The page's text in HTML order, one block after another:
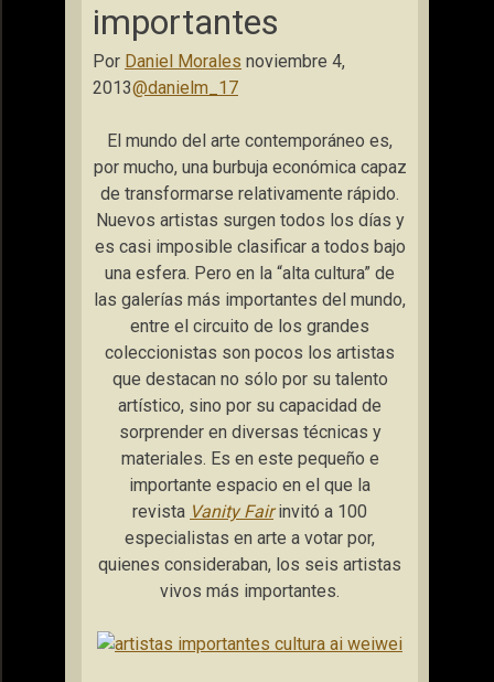
importantes
Por Daniel Morales noviembre 4,
2013@danielm_17
El mundo del arte contemporáneo es,
por mucho, una burbuja económica capaz
de transformarse relativamente rápido.
Nuevos artistas surgen todos los días y
es casi imposible clasificar a todos bajo
una esfera. Pero en la “alta cultura” de
las galerías más importantes del mundo,
entre el circuito de los grandes
coleccionistas son pocos los artistas
que destacan no sólo por su talento
artístico, sino por su capacidad de
sorprender en diversas técnicas y
materiales. Es en este pequeño e
importante espacio en el que la
revista Vanity Fairinvitó a 100
especialistas en arte a votar por,
quienes consideraban, los seis artistas
vivos más importantes.